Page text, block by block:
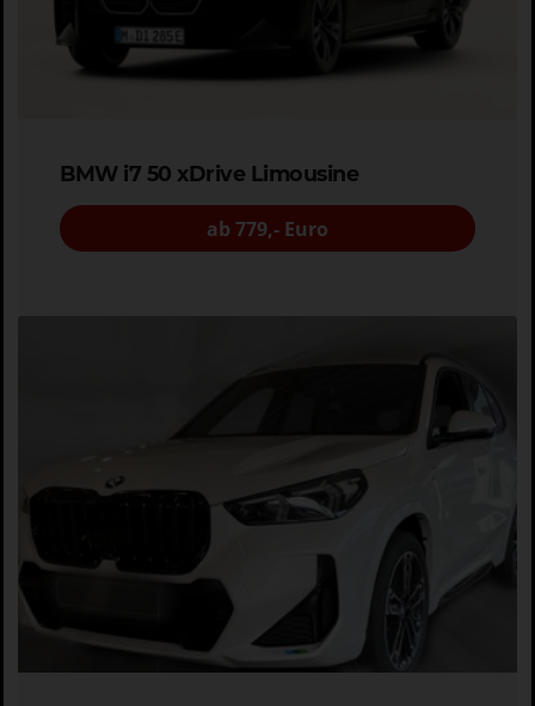
BMW i7 50 xDrive Limousine
ab 779,- Euro